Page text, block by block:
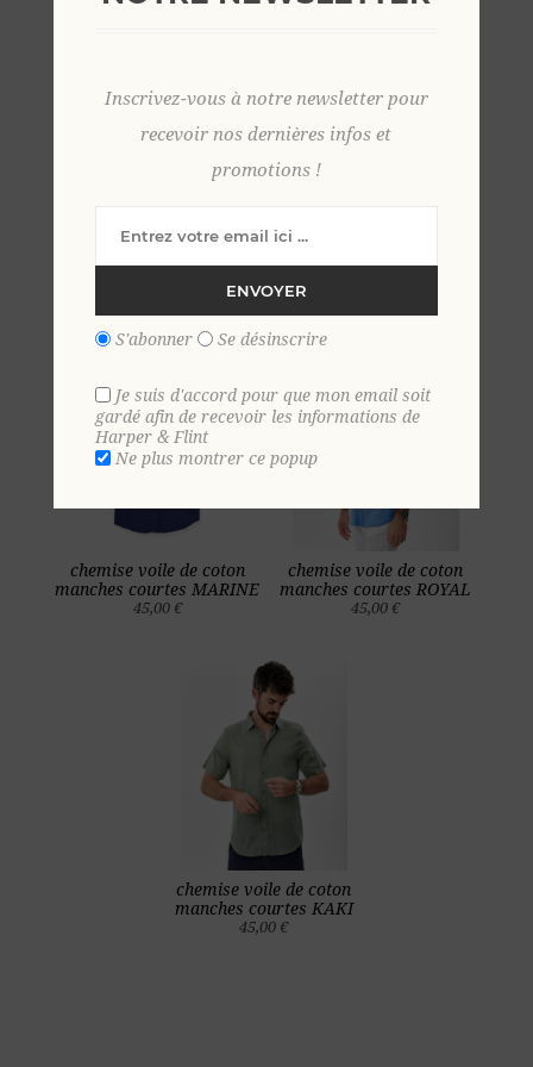
chemise voile de coton
45,00 €
chemise voile de coton
INCARNAT
chemise voile de coton
manches courtes MARINE
45,00 €
chemise voile de coton
manches courtes ROYAL
45,00 €
chemise voile de coton
manches courtes KAKI
45,00 €
Inscrivez-vous à notre newsletter pour
recevoir nos dernières infos et
promotions !
ENVOYER
S'abonner Se désinscrire
Je suis d'accord pour que mon email soit
gardé afin de recevoir les informations de
Harper & Flint
Ne plus montrer ce popup